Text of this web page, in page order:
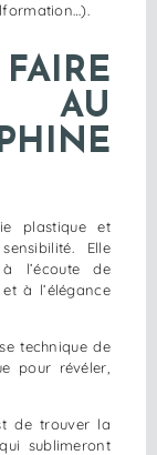
AU
plastique et
Elle
l’écoute de
à l’élégance
technique de
pour révéler,
de trouver la
sublimeront